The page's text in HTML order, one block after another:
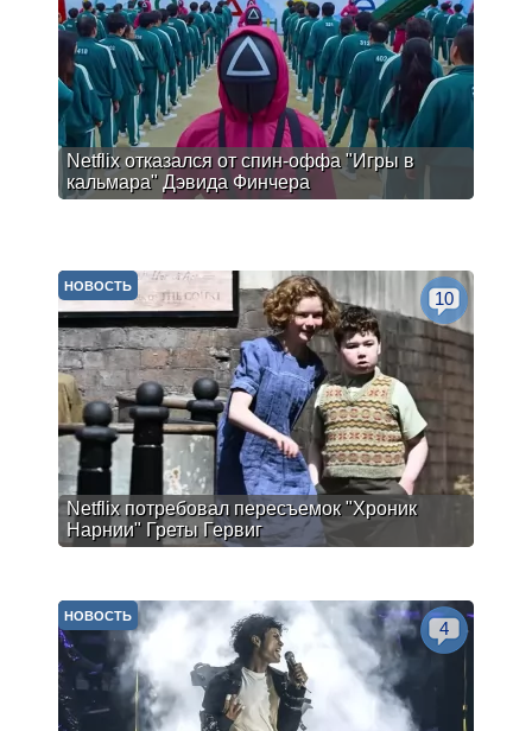
Netflix отказался от спин-оффа "Игры в
кальмара" Дэвида Финчера
Netflix потребовал пересъемок "Хроник
Нарнии" Греты Гервиг
НОВОСТЬ
10
НОВОСТЬ
4